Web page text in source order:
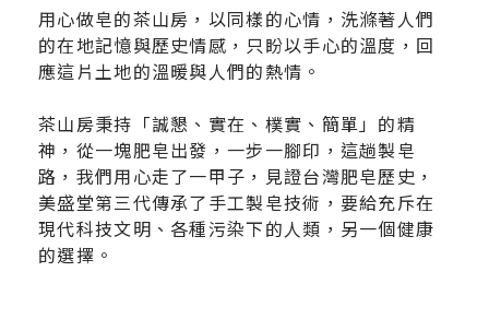
用心做皂的茶山房，以同樣的心情，洗滌著人們
的在地記憶與歷史情感，只盼以手心的溫度，回
應這片土地的溫暖與人們的熱情。
茶山房秉持「誠懇、實在、樸實、簡單」的精
神，從一塊肥皂出發，一步一腳印，這趟製皂
路，我們用心走了一甲子，見證台灣肥皂歷史，
美盛堂第三代傳承了手工製皂技術，要給充斥在
現代科技文明、各種污染下的人類，另一個健康
的選擇。